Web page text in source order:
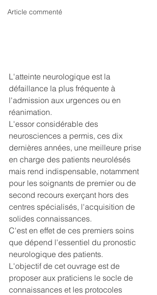
Article commenté
L'atteinte neurologique est la
défaillance la plus fréquente à
l'admission aux urgences ou en
réanimation.
L'essor considérable des
neurosciences a permis, ces dix
dernières années, une meilleure prise
en charge des patients neurolésés
mais rend indispensable, notamment
pour les soignants de premier ou de
second recours exerçant hors des
centres spécialisés, l'acquisition de
solides connaissances.
C'est en effet de ces premiers soins
que dépend l'essentiel du pronostic
neurologique des patients.
L'objectif de cet ouvrage est de
proposer aux praticiens le socle de
connaissances et les protocoles